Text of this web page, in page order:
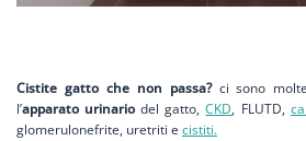
Cistite gatto che non passa?ci sono
l’apparato urinario del gatto,CKD, FLUTD,
glomerulonefrite, uretriti e cistiti.